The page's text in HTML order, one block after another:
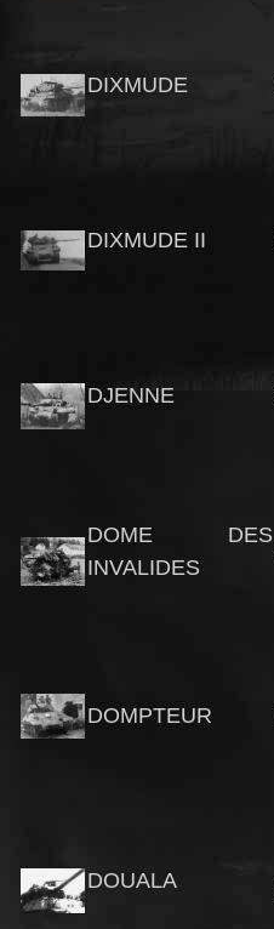
DIXMUDE
DIXMUDE II
DJENNE
DOME DES
INVALIDES
DOMPTEUR
DOUALA